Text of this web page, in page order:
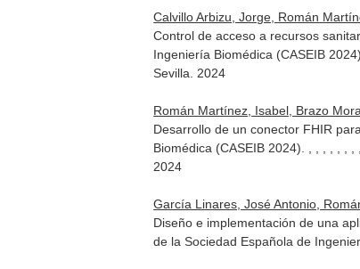
Calvillo Arbizu, Jorge, Román
Control de acceso a recursos
Ingeniería Biomédica (CASEIB
Sevilla. 2024
Román Martínez, Isabel, Brazo
Desarrollo de un conector FHIR
Biomédica (CASEIB 2024). , , , , , ,
2024
García Linares, José Antonio,
Diseño e implementación de una
de la Sociedad Española de